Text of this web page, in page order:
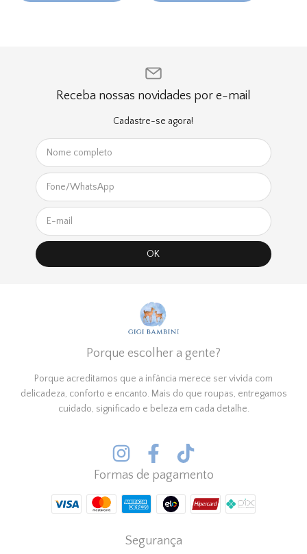
Receba nossas novidades por e-mail
Cadastre-se agora!
Porque escolher a gente?
Porque acreditamos que a infância merece ser vivida com
delicadeza, conforto e encanto. Mais do que roupas, entregamos
cuidado, significado e beleza em cada detalhe.
Formas de pagamento
Segurança